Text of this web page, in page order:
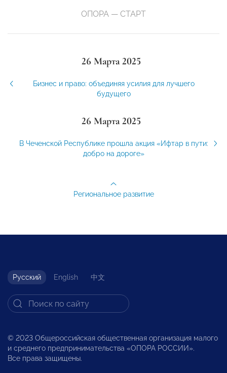
ОПОРА — СТАРТ
26 Марта 2025
Бизнес и право: объединяя усилия для лучшего
будущего
26 Марта 2025
В Чеченской Республике прошла акция «Ифтар в пути:
добро на дороге»
Региональное развитие
Русский English 中文
© 2023 Общероссийская общественная организация малого
и среднего предпринимательства «ОПОРА РОССИИ».
Все права защищены.